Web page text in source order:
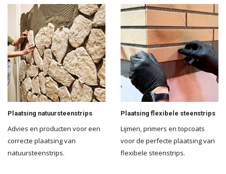
Plaatsing natuursteenstrips
Advies en producten voor een
correcte plaatsing van
natuursteenstrips.
Plaatsing flexibele steenstrips
Lijmen, primers en topcoats
voor de perfecte plaatsing van
flexibele steenstrips.